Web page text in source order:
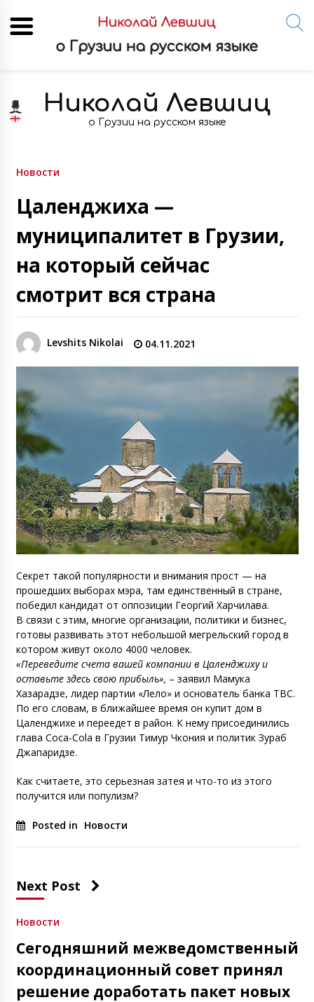
content
Николай Левшиц
о Грузии на русском языке
Новости
Цаленджиха —
муниципалитет в Грузии,
на который сейчас
смотрит вся страна
Levshits Nikolai 04.11.2021
Секрет такой популярности и внимания прост — на
прошедших выборах мэра, там единственный в стране,
победил кандидат от оппозиции Георгий Харчилава.
В связи с этим, многие организации, политики и бизнес,
готовы развивать этот небольшой мегрельский город в
котором живут около 4000 человек.
«Переведите счета вашей компании в Цаленджиху и
оставьте здесь свою прибыль», – заявил Мамука
Хазарадзе, лидер партии «Лело» и основатель банка TBC.
По его словам, в ближайшее время он купит дом в
Цаленджихе и переедет в район. К нему присоединились
глава Coca-Cola в Грузии Тимур Чкония и политик Зураб
Джапаридзе.
Как считаете, это серьезная затея и что-то из этого
получится или популизм?
Posted in Новости
Next Post
Новости
Сегодняшний межведомственный
координационный совет принял
решение доработать пакет новых